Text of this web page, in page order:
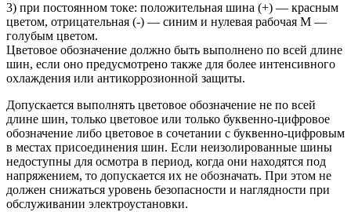
3) при постоянном токе: положительная шина (+) — красным
цветом, отрицательная (-) — синим и нулевая рабочая M —
голубым цветом.
Цветовое обозначение должно быть выполнено по всей длине
шин, если оно предусмотрено также для более интенсивного
охлаждения или антикоррозионной защиты.
Допускается выполнять цветовое обозначение не по всей
длине шин, только цветовое или только буквенно-цифровое
обозначение либо цветовое в сочетании с буквенно-цифровым
в местах присоединения шин. Если неизолированные шины
недоступны для осмотра в период, когда они находятся под
напряжением, то допускается их не обозначать. При этом не
должен снижаться уровень безопасности и наглядности при
обслуживании электроустановки.